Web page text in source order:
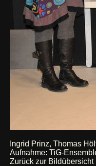
Ingrid Prinz, Thomas
Aufnahme: TiG-
Zurück zur Bildübersicht